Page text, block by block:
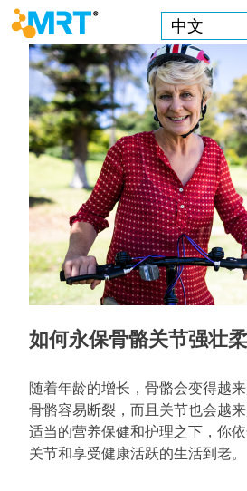
MRT Health
中文
如何永保骨骼关节强壮
随着年龄的增长，骨骼会变得越
骨骼容易断裂，而且关节也会越
适当的营养保健和护理之下，你
关节和享受健康活跃的生活到老。